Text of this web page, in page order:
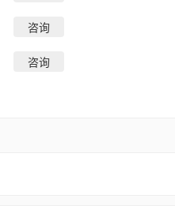
咨询
咨询